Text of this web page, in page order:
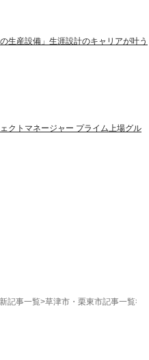
生産設備」生涯設計のキャリアが叶う
クトマネージャー プライム上場グル
記事一覧>草津市・栗東市記事一覧>